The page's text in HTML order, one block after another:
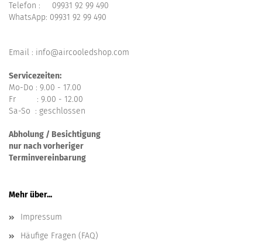
Telefon : 09931 92 99 490
WhatsApp: 09931 92 99 490
Email : info@aircooledshop.com
Servicezeiten:
Mo-Do : 9.00 - 17.00
Fr : 9.00 - 12.00
Sa-So : geschlossen
Abholung / Besichtigung
nur nach vorheriger
Terminvereinbarung
Mehr über...
Impressum
Häufige Fragen (FAQ)